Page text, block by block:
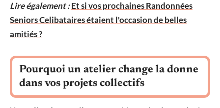
Lire également :Et si vos prochaines Randonnées
Seniors Celibataires étaient l'occasion de belles
amitiés ?
Pourquoi un atelier change la donne
dans vos projets collectifs